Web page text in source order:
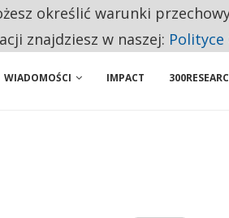
NA LIŚCIE SĄ DWA PODMIOTY Z POLSKI
WIADOMOŚCI IMPACT
określić warunki
znajdziesz w naszej: Polityce